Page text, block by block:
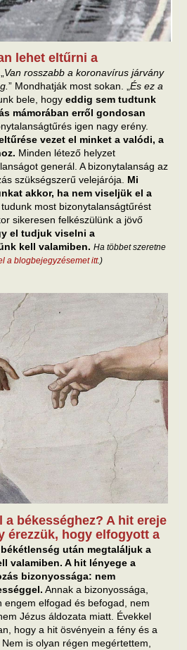
lehet eltűrni a
„Van rosszabb a koronavírus járvány
” Mondhatják most sokan. „És ez a
bele, hogy eddig sem tudtunk
mámorában erről gondosan
igen nagy erény.
vezet el minket a valódi, a
Minden létező helyzet
generál. A bizonytalanság az
szükségszerű velejárója. Mi
akkor, ha nem viseljük el a
tudunk most bizonytalanságtűrést
sikeresen felkészülünk a jövő
el tudjuk viselni a
kell valamiben. Ha többet szeretne
a blogbejegyzésemet itt.)
a békességhez? A hit ereje
érezzük, hogy elfogyott a
után megtaláljuk a
valamiben. A hit lényege a
bizonyossága: nem
Annak a bizonyossága,
engem elfogad és befogad, nem
Jézus áldozata miatt. Évekkel
hogy a hit ösvényein a fény és a
is olyan régen megértettem,